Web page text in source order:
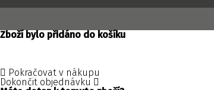
Zboží bylo přidáno do košíku
Pokračovat v nákupu
Dokončit objednávku